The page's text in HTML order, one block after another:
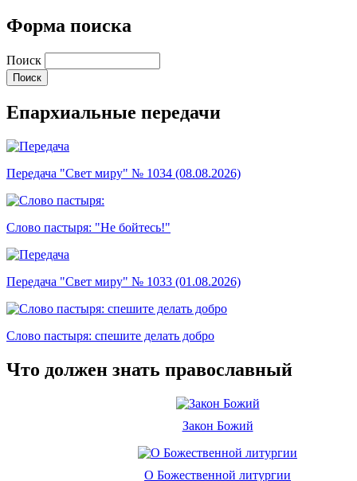
Форма поиска
Поиск
Епархиальные передачи
Передача "Свет миру" № 1034 (08.08.2026)
Слово пастыря: "Не бойтесь!"
Передача "Свет миру" № 1033 (01.08.2026)
Слово пастыря: спешите делать добро
Что должен знать православный
Закон Божий
О Божественной литургии